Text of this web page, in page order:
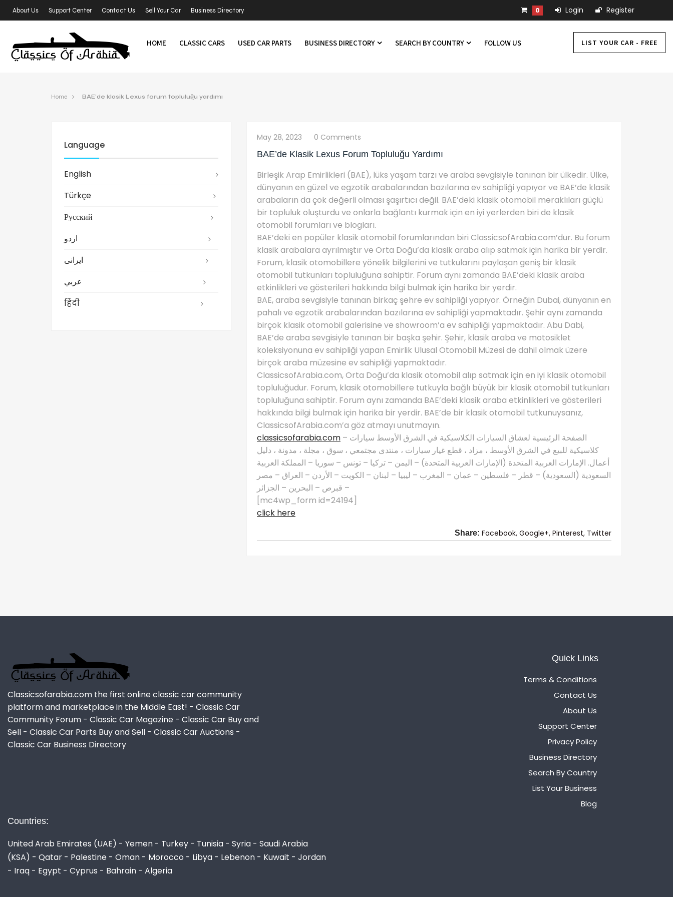
About Us Support Center Contact Us Sell Your Car Business Directory 0 Login Register
HOME CLASSIC CARS USED CAR PARTS BUSINESS DIRECTORY SEARCH BY COUNTRY FOLLOW US LIST YOUR CAR - FREE
Home BAE’de klasik Lexus forum topluluğu yardımı
Language
English
Türkçe
Русский
اردو
ایرانی
عربي
हिंदी
May 28, 2023
0 Comments
BAE’de Klasik Lexus Forum Topluluğu Yardımı
Birleşik Arap Emirlikleri (BAE), lüks yaşam tarzı ve araba sevgisiyle tanınan bir ülkedir. Ülke,
dünyanın en güzel ve egzotik arabalarından bazılarına ev sahipliği yapıyor ve BAE’de klasik
arabaların da çok değerli olması şaşırtıcı değil. BAE’deki klasik otomobil meraklıları güçlü
bir topluluk oluşturdu ve onlarla bağlantı kurmak için en iyi yerlerden biri de klasik
otomobil forumları ve blogları.
BAE’deki en popüler klasik otomobil forumlarından biri ClassicsofArabia.com’dur. Bu forum
klasik arabalara ayrılmıştır ve Orta Doğu’da klasik araba alıp satmak için harika bir yerdir.
Forum, klasik otomobillere yönelik bilgilerini ve tutkularını paylaşan geniş bir klasik
otomobil tutkunları topluluğuna sahiptir. Forum aynı zamanda BAE’deki klasik araba
etkinlikleri ve gösterileri hakkında bilgi bulmak için harika bir yerdir.
BAE, araba sevgisiyle tanınan birkaç şehre ev sahipliği yapıyor. Örneğin Dubai, dünyanın en
pahalı ve egzotik arabalarından bazılarına ev sahipliği yapmaktadır. Şehir aynı zamanda
birçok klasik otomobil galerisine ve showroom’a ev sahipliği yapmaktadır. Abu Dabi,
BAE’de araba sevgisiyle tanınan bir başka şehir. Şehir, klasik araba ve motosiklet
koleksiyonuna ev sahipliği yapan Emirlik Ulusal Otomobil Müzesi de dahil olmak üzere
birçok araba müzesine ev sahipliği yapmaktadır.
ClassicsofArabia.com, Orta Doğu’da klasik otomobil alıp satmak için en iyi klasik otomobil
topluluğudur. Forum, klasik otomobillere tutkuyla bağlı büyük bir klasik otomobil tutkunları
topluluğuna sahiptir. Forum aynı zamanda BAE’deki klasik araba etkinlikleri ve gösterileri
hakkında bilgi bulmak için harika bir yerdir. BAE’de bir klasik otomobil tutkunuysanız,
ClassicsofArabia.com’a göz atmayı unutmayın.
classicsofarabia.com – الصفحة الرئيسية لعشاق السيارات الكلاسيكية في الشرق الأوسط سيارات
كلاسيكية للبيع في الشرق الأوسط ، مزاد ، قطع غيار سيارات ، منتدى مجتمعي ، سوق ، مجلة ، مدونة ، دليل
أعمال. الإمارات العربية المتحدة (الإمارات العربية المتحدة) – اليمن – تركيا – تونس – سوريا – المملكة العربية
السعودية (السعودية) – قطر – فلسطين – عمان – المغرب – ليبيا – لبنان – الكويت – الأردن – العراق – مصر
– قبرص – البحرين – الجزائر
[mc4wp_form id=24194]
click here
Share: Facebook, Google+, Pinterest, Twitter
Classicsofarabia.com the first online classic car community
platform and marketplace in the Middle East! - Classic Car
Community Forum - Classic Car Magazine - Classic Car Buy and
Sell - Classic Car Parts Buy and Sell - Classic Car Auctions -
Classic Car Business Directory
Quick Links
Terms & Conditions
Contact Us
About Us
Support Center
Privacy Policy
Business Directory
Search By Country
List Your Business
Blog
Countries:
United Arab Emirates (UAE) - Yemen - Turkey - Tunisia - Syria - Saudi Arabia
(KSA) - Qatar - Palestine - Oman - Morocco - Libya - Lebenon - Kuwait - Jordan
- Iraq - Egypt - Cyprus - Bahrain - Algeria